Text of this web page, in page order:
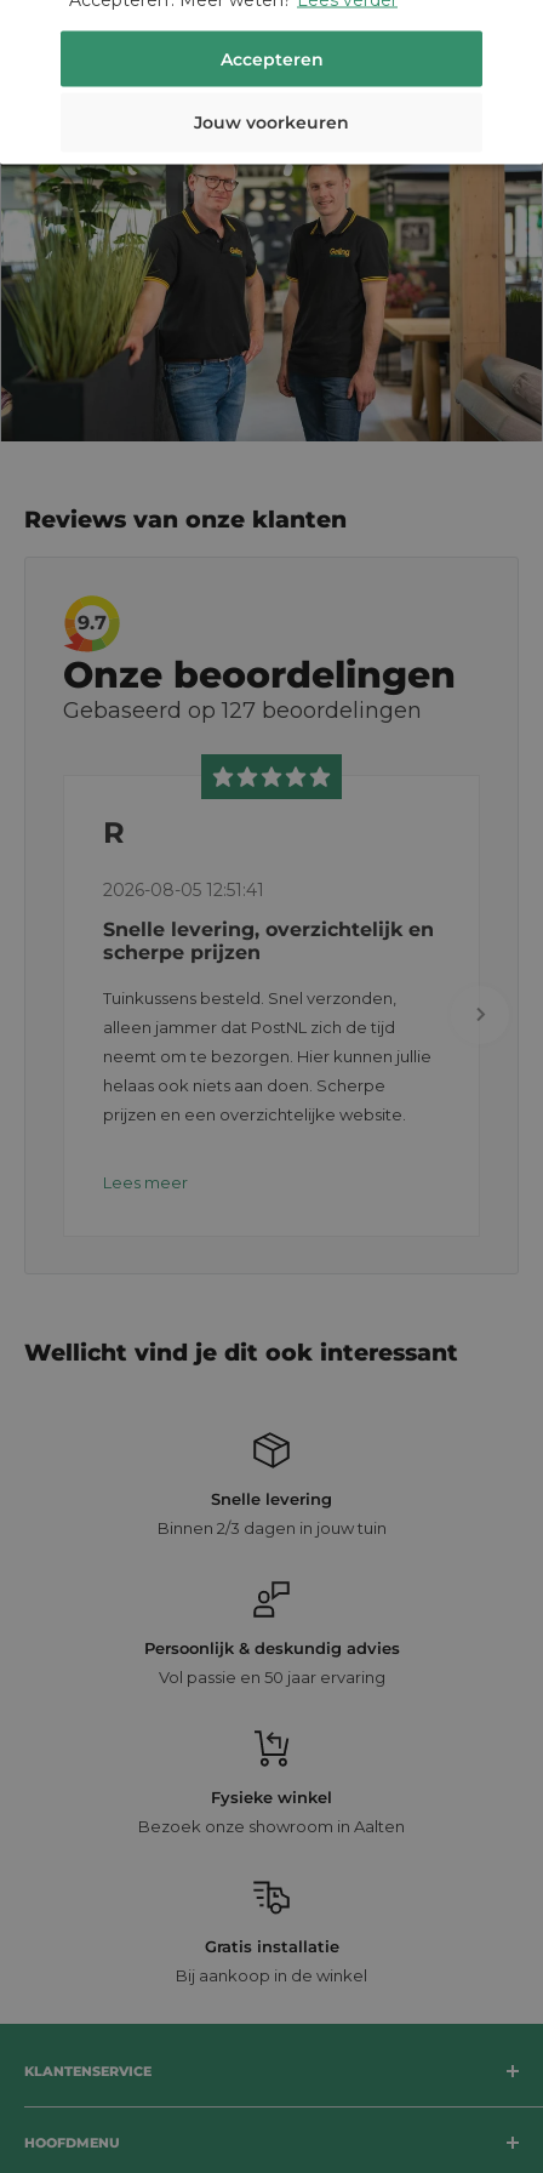
zowel in de winkel als online.
Reviews van onze klanten
9.7
Onze beoordelingen
Gebaseerd op 127 beoordelingen
R
2026-08-05 12:51:41
Snelle levering, overzichtelijk en
scherpe prijzen
Tuinkussens besteld. Snel verzonden,
alleen jammer dat PostNL zich de tijd
neemt om te bezorgen. Hier kunnen jullie
helaas ook niets aan doen. Scherpe
prijzen en een overzichtelijke website.
Lees meer
Wellicht vind je dit ook interessant
Snelle levering
Binnen 2/3 dagen in jouw tuin
Persoonlijk & deskundig advies
Vol passie en 50 jaar ervaring
Fysieke winkel
Bezoek onze showroom in Aalten
Gratis installatie
Bij aankoop in de winkel
KLANTENSERVICE
Bezorging
Betaalmogelijkheden
HOOFDMENU
Accepteren
Jouw voorkeuren